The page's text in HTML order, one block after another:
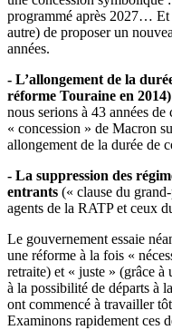
programmé après 2027… Et
autre) de proposer un
années.
- L’allongement de la
réforme Touraine en
nous serions à 43 années
« concession » de Macron
allongement de la durée de
- La suppression des
entrants (« clause du
agents de la RATP et ceux
Le gouvernement essaie
une réforme à la fois «
retraite) et « juste » (grâce à
à la possibilité de départs à
ont commencé à travailler
Examinons rapidement ces